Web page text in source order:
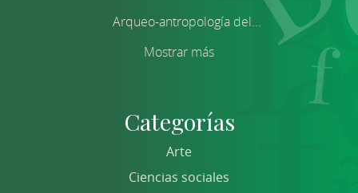
Arqueo-antropología del...
Mostrar más
Categorías
Arte
Ciencias sociales